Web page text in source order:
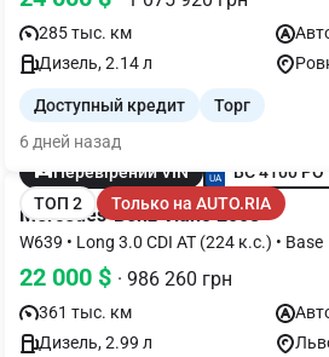
285 тыс. км
Дизель, 2.14 л
Доступный кредит
Торг
6 дней назад
Перевірений VIN
BC 4100 PO
ТОП 2
Только на AUTO.RIA
Mercedes-Benz Viano 2008
W639 • Long 3.0 CDI AT (224 к.с.) • Base
22 000 $ · 986 260 грн
361 тыс. км
Дизель, 2.99 л